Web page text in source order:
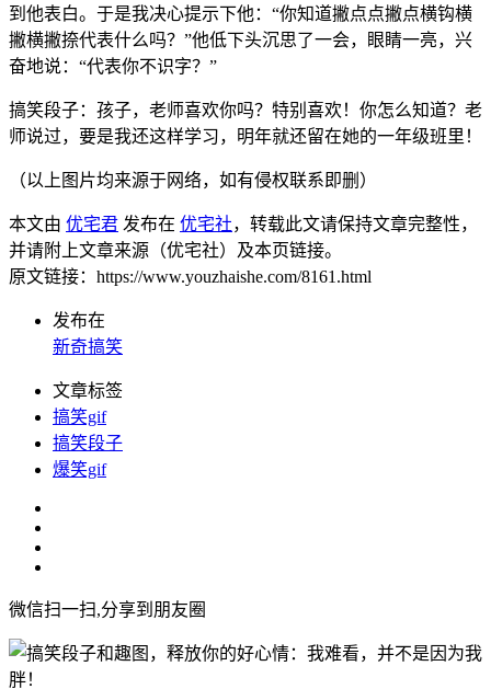
到他表白。于是我决心提示下他：“你知道撇点点撇点横钩横
撇横撇捺代表什么吗？”他低下头沉思了一会，眼睛一亮，兴
奋地说：“代表你不识字？”
搞笑段子：孩子，老师喜欢你吗？特别喜欢！你怎么知道？老
师说过，要是我还这样学习，明年就还留在她的一年级班里！
（以上图片均来源于网络，如有侵权联系即删）
本文由 优宅君 发布在 优宅社，转载此文请保持文章完整性，
并请附上文章来源（优宅社）及本页链接。
原文链接：https://www.youzhaishe.com/8161.html
发布在
新奇搞笑
文章标签
搞笑gif
搞笑段子
爆笑gif
微信扫一扫,分享到朋友圈